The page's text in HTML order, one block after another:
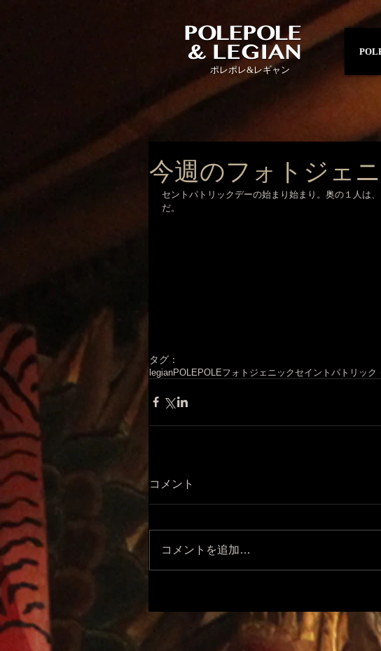
ポレポレ&レギャン
今週のフォトジェ
セントパトリックデーの始まり始まり。奥の１人は
だ。
タグ：
legianPOLEPOLEフォトジェニック セイントパトリック
コメント
コメントを追加…